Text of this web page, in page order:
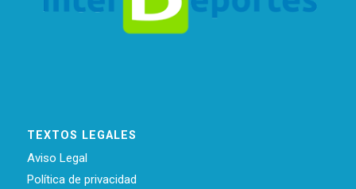
TEXTOS LEGALES
Aviso Legal
Política de privacidad